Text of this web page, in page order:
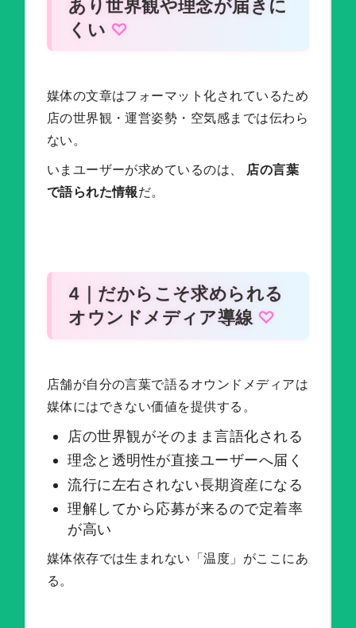
あり世界観や理念が届きに
くい
媒体の文章はフォーマット化されているため
店の世界観・運営姿勢・空気感までは伝わら
ない。
いまユーザーが求めているのは、 店の言葉
で語られた情報だ。
4｜だからこそ求められる
オウンドメディア導線
店舗が自分の言葉で語るオウンドメディアは
媒体にはできない価値を提供する。
店の世界観がそのまま言語化される
理念と透明性が直接ユーザーへ届く
流行に左右されない長期資産になる
理解してから応募が来るので定着率
が高い
媒体依存では生まれない「温度」がここにあ
る。